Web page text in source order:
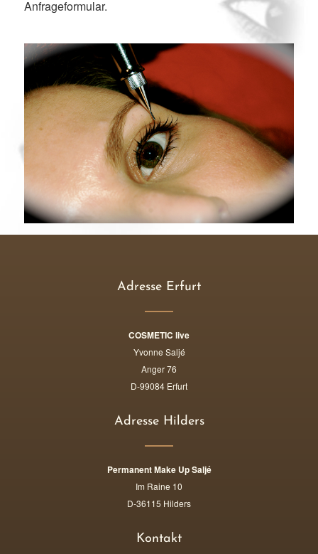
Anfrageformular.
Adresse Erfurt
COSMETIC live
Yvonne Saljé
Anger 76
D-99084 Erfurt
Adresse Hilders
Permanent Make Up Saljé
Im Raine 10
D-36115 Hilders
Kontakt